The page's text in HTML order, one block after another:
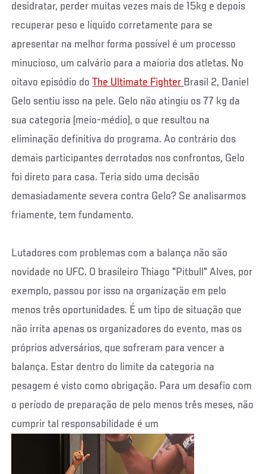
desidratar, perder muitas vezes mais de 15kg e depois
recuperar peso e líquido corretamente para se
apresentar na melhor forma possível é um processo
minucioso, um calvário para a maioria dos atletas. No
oitavo episódio doThe Ultimate Fighter Brasil 2, Daniel
Gelo sentiu isso na pele. Gelo não atingiu os 77 kg da
sua categoria (meio-médio), o que resultou na
eliminação definitiva do programa. Ao contrário dos
demais participantes derrotados nos confrontos, Gelo
foi direto para casa. Teria sido uma decisão
demasiadamente severa contra Gelo? Se analisarmos
friamente, tem fundamento.
Lutadores com problemas com a balança não são
novidade no UFC. O brasileiro Thiago "Pitbull" Alves, por
exemplo, passou por isso na organização em pelo
menos três oportunidades. É um tipo de situação que
não irrita apenas os organizadores do evento, mas os
próprios adversários, que sofreram para vencer a
balança. Estar dentro do limite da categoria na
pesagem é visto como obrigação. Para um desafio com
o período de preparação de pelo menos três meses, não
cumprir tal responsabilidade é um